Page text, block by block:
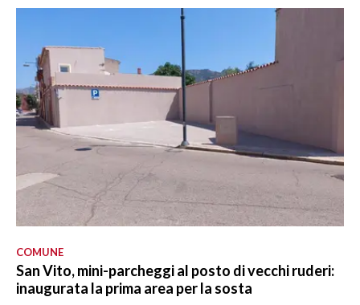
COMUNE
San Vito, mini-parcheggi al posto di vecchi ruderi:
inaugurata la prima area per la sosta